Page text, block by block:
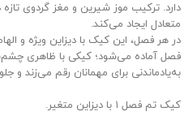
دارد. ترکیب موز شیرین و مغز گردوی تازه
متعادل ایجاد می‌کند.
در هر فصل، این کیک با دیزاین ویژه و
فصل آماده می‌شود؛ کیکی با ظاهری
به‌یادماندنی برای مهمانان رقم می‌زند
کیک تم فصل ۱ با دیزاین متغیر.